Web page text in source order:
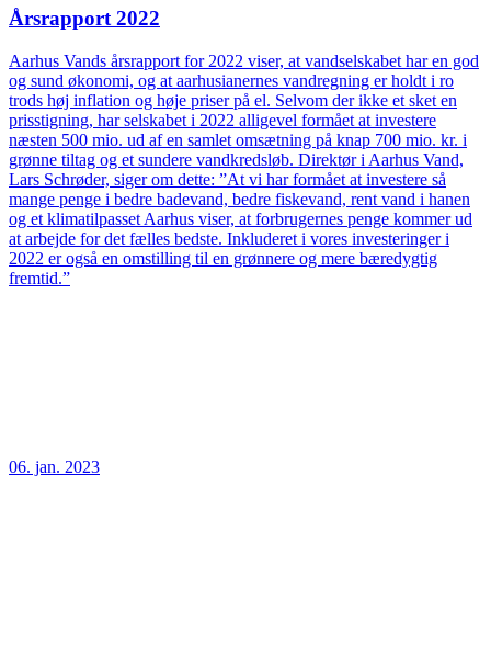
Årsrapport 2022
Aarhus Vands årsrapport for 2022 viser, at vandselskabet har en god
og sund økonomi, og at aarhusianernes vandregning er holdt i ro
trods høj inflation og høje priser på el. Selvom der ikke et sket en
prisstigning, har selskabet i 2022 alligevel formået at investere
næsten 500 mio. ud af en samlet omsætning på knap 700 mio. kr. i
grønne tiltag og et sundere vandkredsløb. Direktør i Aarhus Vand,
Lars Schrøder, siger om dette: ”At vi har formået at investere så
mange penge i bedre badevand, bedre fiskevand, rent vand i hanen
og et klimatilpasset Aarhus viser, at forbrugernes penge kommer ud
at arbejde for det fælles bedste. Inkluderet i vores investeringer i
2022 er også en omstilling til en grønnere og mere bæredygtig
fremtid.”
06. jan. 2023